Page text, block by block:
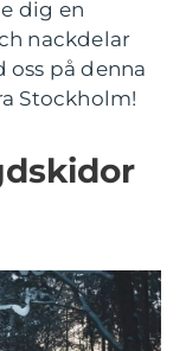
dig en
nackdelar
på denna
Stockholm!